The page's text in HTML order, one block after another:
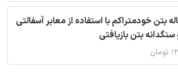
بتن خودمتراکم با استفاده از معابر آسفالتی
سنگدانه بتن بازیافتی